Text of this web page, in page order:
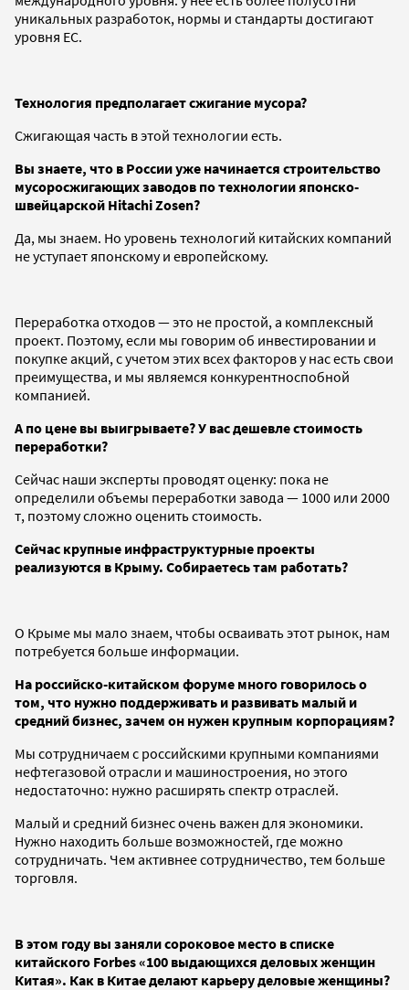
уникальных разработок, нормы и стандарты достигают
уровня ЕС.
Технология предполагает сжигание мусора?
Сжигающая часть в этой технологии есть.
Вы знаете, что в России уже начинается строительство
мусоросжигающих заводов по технологии японско-
швейцарской Hitachi Zosen?
Да, мы знаем. Но уровень технологий китайских компаний
не уступает японскому и европейскому.
Переработка отходов — это не простой, а комплексный
проект. Поэтому, если мы говорим об инвестировании и
покупке акций, с учетом этих всех факторов у нас есть свои
преимущества, и мы являемся конкурентноспобной
компанией.
А по цене вы выигрываете? У вас дешевле стоимость
переработки?
Сейчас наши эксперты проводят оценку: пока не
определили объемы переработки завода — 1000 или 2000
т, поэтому сложно оценить стоимость.
Сейчас крупные инфраструктурные проекты
реализуются в Крыму. Собираетесь там работать?
О Крыме мы мало знаем, чтобы осваивать этот рынок, нам
потребуется больше информации.
На российско-китайском форуме много говорилось о
том, что нужно поддерживать и развивать малый и
средний бизнес, зачем он нужен крупным корпорациям?
Мы сотрудничаем с российскими крупными компаниями
нефтегазовой отрасли и машиностроения, но этого
недостаточно: нужно расширять спектр отраслей.
Малый и средний бизнес очень важен для экономики.
Нужно находить больше возможностей, где можно
сотрудничать. Чем активнее сотрудничество, тем больше
торговля.
В этом году вы заняли сороковое место в списке
китайского Forbes «100 выдающихся деловых женщин
Китая». Как в Китае делают карьеру деловые женщины?